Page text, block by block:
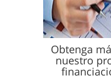
Obtenga
nuestro